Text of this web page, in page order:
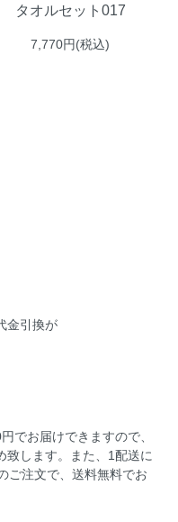
タオルセット017
7,770円(税込)
金引換が
でお届けできますので、
致します。また、1配送に
ご注文で、送料無料でお